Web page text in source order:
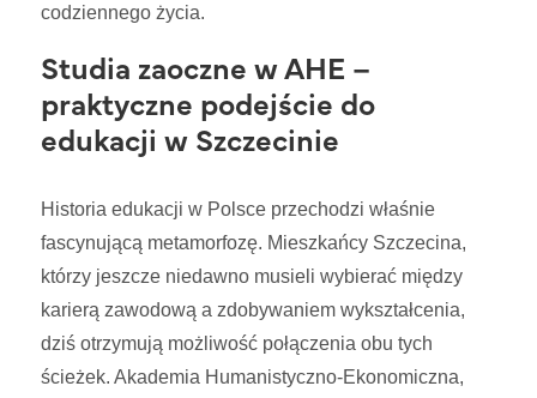
codziennego życia.
Studia zaoczne w AHE –
praktyczne podejście do
edukacji w Szczecinie
Historia edukacji w Polsce przechodzi właśnie
fascynującą metamorfozę. Mieszkańcy Szczecina,
którzy jeszcze niedawno musieli wybierać między
karierą zawodową a zdobywaniem wykształcenia,
dziś otrzymują możliwość połączenia obu tych
ścieżek. Akademia Humanistyczno-Ekonomiczna,